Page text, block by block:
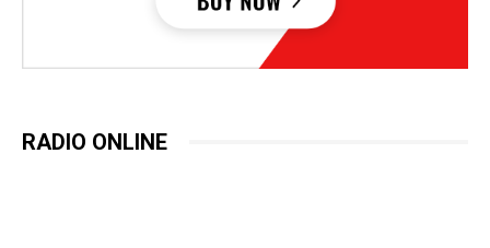
RADIO ONLINE